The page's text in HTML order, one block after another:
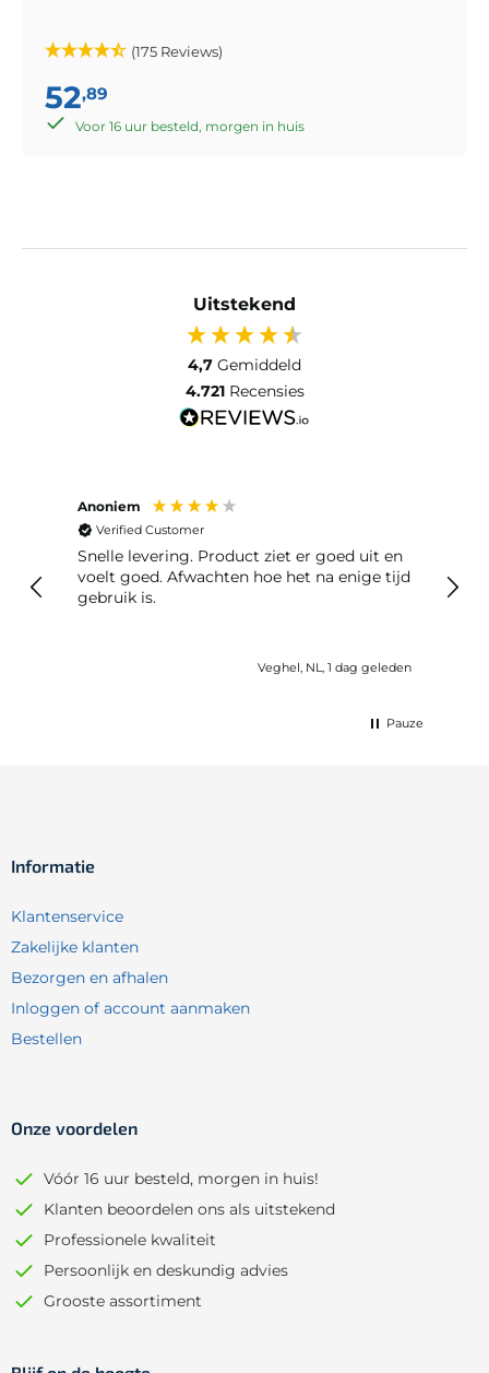
(175 Reviews)
52,89
Voor 16 uur besteld, morgen in huis
Uitstekend
4,7 Gemiddeld
4.721 Recensies
Anoniem
Verified Customer
Snelle levering. Product ziet er goed uit en
voelt goed. Afwachten hoe het na enige tijd
gebruik is.
Veghel, NL, 1 dag geleden
Pauze
Informatie
Klantenservice
Zakelijke klanten
Bezorgen en afhalen
Inloggen of account aanmaken
Bestellen
Onze voordelen
Vóór 16 uur besteld, morgen in huis!
Klanten beoordelen ons als uitstekend
Professionele kwaliteit
Persoonlijk en deskundig advies
Grooste assortiment